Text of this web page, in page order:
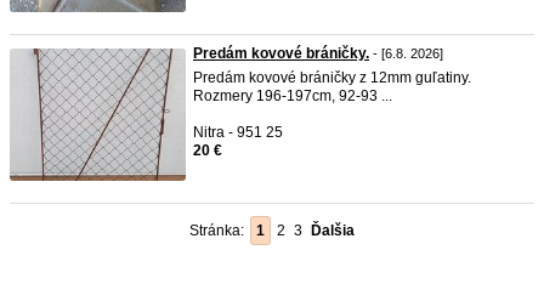
Predám kovové bráničky. - [6.8. 2026]
Predám kovové bráničky z 12mm guľatiny.
Rozmery 196-197cm, 92-93 ...
Nitra - 951 25
20 €
Stránka: 1 2 3 Ďalšia